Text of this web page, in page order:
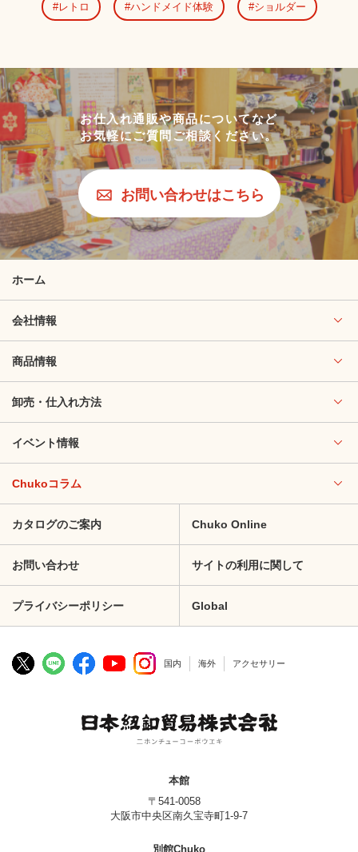
レトロ ハンドメイド体験 ショルダー
お仕入れ通販や商品についてなど
お気軽にご質問ご相談ください。
お問い合わせはこちら
ホーム
会社情報
商品情報
卸売・仕入れ方法
イベント情報
Chukoコラム
カタログのご案内 Chuko Online
お問い合わせ サイトの利用に関して
プライバシーポリシー Global
国内 海外 アクセサリー
本館
〒541-0058
大阪市中央区南久宝寺町1-9-7
別館Chuko